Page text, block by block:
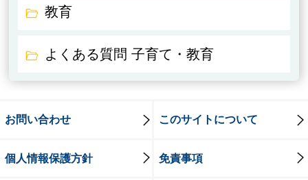
教育
よくある質問 子育て・教育
お問い合わせ このサイトについて
個人情報保護方針 免責事項